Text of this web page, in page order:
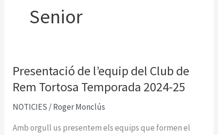
Senior
Presentació de l’equip del Club de
Rem Tortosa Temporada 2024-25
NOTICIES /Roger Monclús
Amb orgull us presentem els equips que formen el